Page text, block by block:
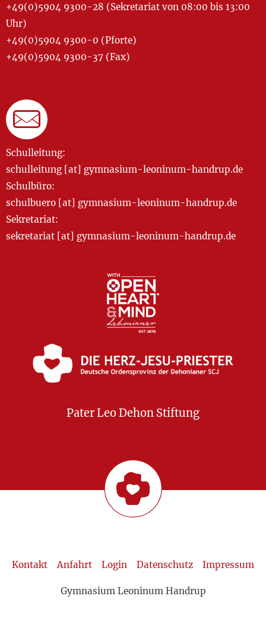
+49(0)5904 9300-28 (Sekretariat von 08:00 bis 13:00
Uhr)
+49(0)5904 9300-0 (Pforte)
+49(0)5904 9300-37 (Fax)
Schulleitung:
schulleitung [at] gymnasium-leoninum-handrup.de
Schulbüro:
schulbuero [at] gymnasium-leoninum-handrup.de
Sekretariat:
sekretariat [at] gymnasium-leoninum-handrup.de
Pater Leo Dehon Stiftung
Kontakt Anfahrt Login Datenschutz Impressum
Gymnasium Leoninum Handrup